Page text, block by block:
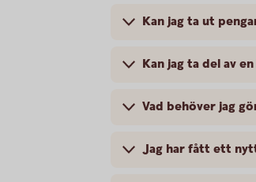
Kan jag ta ut
Kan jag ta del av
Vad behöver jag
Jag har fått ett